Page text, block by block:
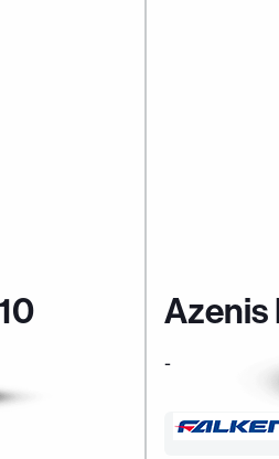
Azenis
-
Finden Sie